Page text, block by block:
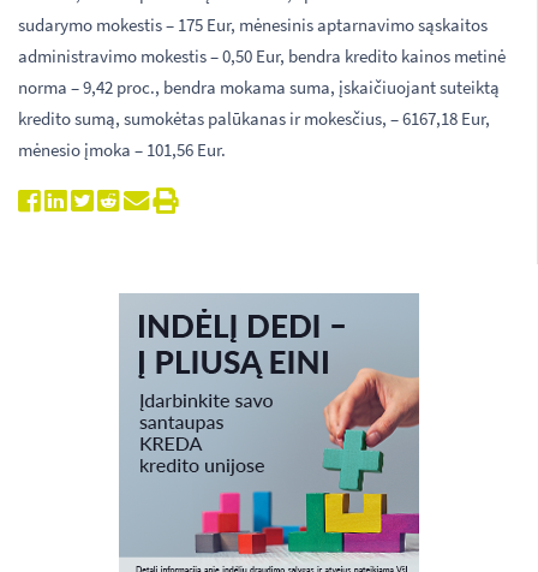
sudarymo mokestis – 175 Eur, mėnesinis aptarnavimo sąskaitos
administravimo mokestis – 0,50 Eur, bendra kredito kainos metinė
norma – 9,42 proc., bendra mokama suma, įskaičiuojant suteiktą
kredito sumą, sumokėtas palūkanas ir mokesčius, – 6167,18 Eur,
mėnesio įmoka – 101,56 Eur.